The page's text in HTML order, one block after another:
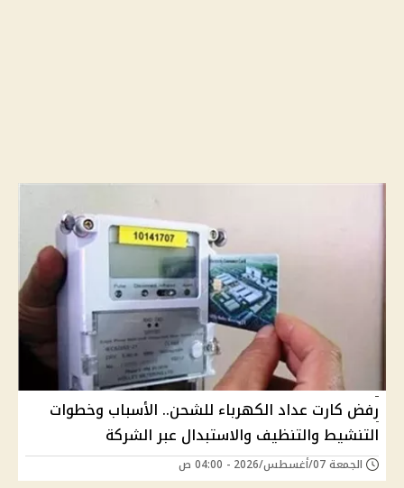
رفض كارت عداد الكهرباء للشحن.. الأسباب وخطوات
التنشيط والتنظيف والاستبدال عبر الشركة
الجمعة 07/أغسطس/2026 - 04:00 ص